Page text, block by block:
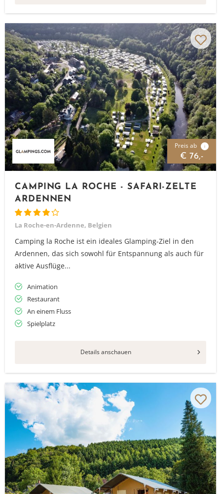
Preis ab i
€ 76,-
CAMPING LA ROCHE - SAFARI-ZELTE
ARDENNEN
La Roche-en-Ardenne, Belgien
Camping la Roche ist ein ideales Glamping-Ziel in den
Ardennen, das sich sowohl für Entspannung als auch für
aktive Ausflüge...
Animation
Restaurant
An einem Fluss
Spielplatz
Details anschauen